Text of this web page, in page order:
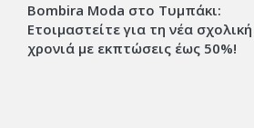
Bombira Moda στο Τυμπάκι:
Ετοιμαστείτε για τη νέα σχολική
χρονιά με εκπτώσεις έως 50%!